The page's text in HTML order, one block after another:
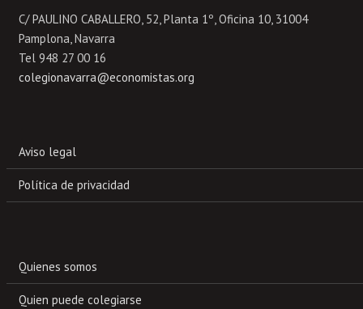
C/ PAULINO CABALLERO, 52, Planta 1º, Oficina 10, 31004
Pamplona, Navarra
Tel 948 27 00 16
colegionavarra@economistas.org
Aviso legal
Política de privacidad
Quienes somos
Quien puede colegiarse